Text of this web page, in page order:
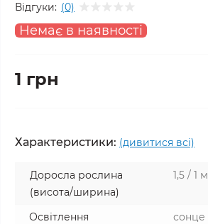
Відгуки: (0)
Немає в наявності
1 грн
Характеристики: (дивитися всі)
Доросла рослина
(висота/ширина)
1,5 / 1 м
Освітлення
сонце